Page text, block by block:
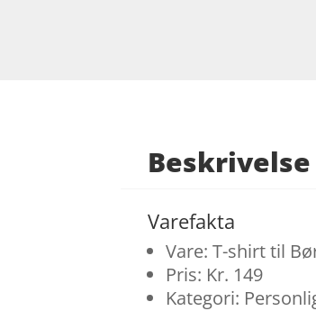
Beskrivelse
Varefakta
Vare: T-shirt til
Pris: Kr. 149
Kategori: